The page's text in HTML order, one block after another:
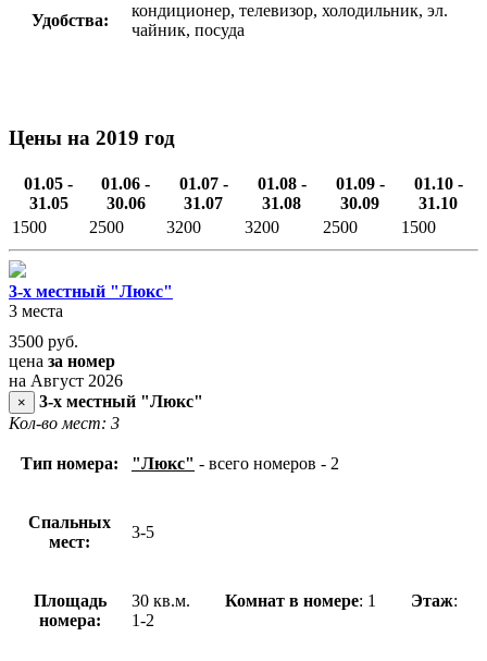
Удобства:
кондиционер, телевизор, холодильник, эл.
чайник, посуда
Цены на 2019 год
01.05 -
31.05
01.06 -
30.06
01.07 -
31.07
01.08 -
31.08
01.09 -
30.09
01.10 -
31.10
1500
2500 3200 3200 2500 1500
3-х местный "Люкс"
3 места
3500 руб.
цена за номер
на Август 2026
×
3-х местный "Люкс"
Кол-во мест: 3
Тип номера: "Люкс" - всего номеров - 2
Спальных
мест:
3-5
Площадь
номера:
30 кв.м. Комнат в номере: 1 Этаж:
1-2